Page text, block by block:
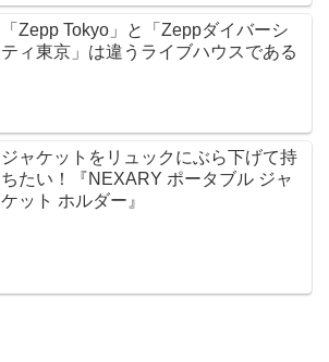
「Zepp Tokyo」と「Zeppダイバーシ
ティ東京」は違うライブハウスである
ジャケットをリュックにぶら下げて持
ちたい！『NEXARY ポータブル ジャ
ケット ホルダー』